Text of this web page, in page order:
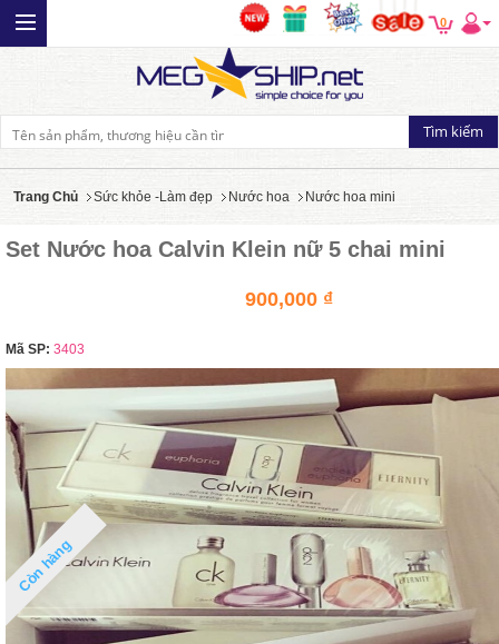
0
Trang Chủ Sức khỏe -Làm đẹp Nước hoa Nước hoa mini
Set Nước hoa Calvin Klein nữ 5 chai mini
900,000 ₫
Mã SP: 3403
Còn hàng